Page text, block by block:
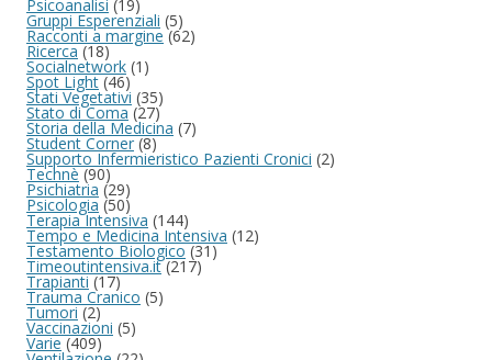
Psicoanalisi (19)
Gruppi Esperenziali (5)
Racconti a margine (62)
Ricerca(18)
Socialnetwork (1)
Spot Light(46)
Stati Vegetativi (35)
Stato di Coma(27)
Storia della Medicina (7)
Student Corner(8)
Supporto Infermieristico Pazienti Cronici (2)
Technè(90)
Psichiatria (29)
Psicologia (50)
Terapia Intensiva (144)
Tempo e Medicina Intensiva (12)
Testamento Biologico(31)
Timeoutintensiva.it(217)
Trapianti(17)
Trauma Cranico (5)
Tumori(2)
Vaccinazioni (5)
Varie(409)